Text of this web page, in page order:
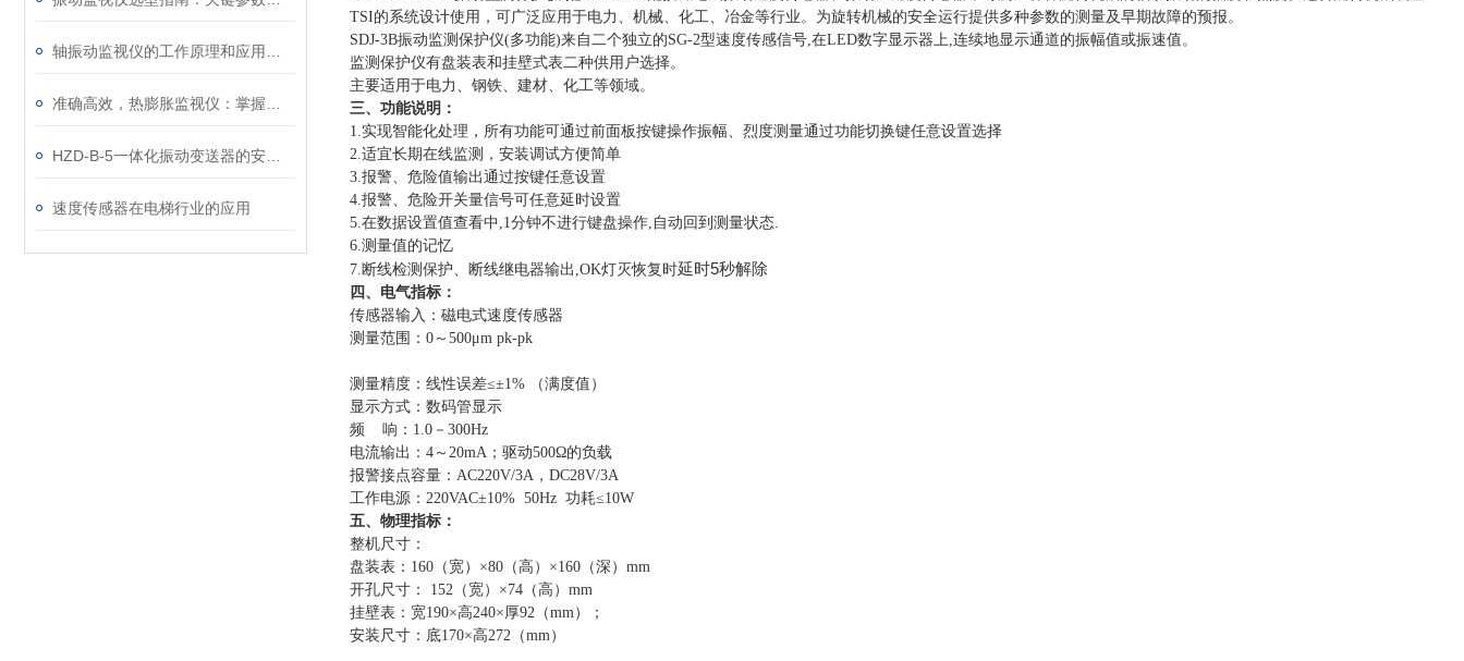
速度传感器在电梯行业的应用
TSI的系统设计使用，可广泛应用于电力、机械、化工、冶金等行业。为旋转机械的安全运行提供多种参数的测量及早期故障的预报。
SDJ-3B振动监测保护仪(多功能)来自二个独立的SG-2型速度传感信号,在LED数字显示器上,连续地显示通道的振幅值或振速值。
监测保护仪有盘装表和挂壁式表二种供用户选择。
主要适用于电力、钢铁、建材、化工等领域。
三、功能说明：
1.实现智能化处理，所有功能可通过前面板按键操作振幅、烈度测量通过功能切换键任意设置选择
2.适宜长期在线监测，安装调试方便简单
3.报警、危险值输出通过按键任意设置
4.报警、危险开关量信号可任意延时设置
5.在数据设置值查看中,1分钟不进行键盘操作,自动回到测量状态.
6.测量值的记忆
7.断线检测保护、断线继电器输出,OK灯灭恢复时延时5秒解除
四、电气指标：
传感器输入：磁电式速度传感器
测量范围：0～500μm pk-pk
测量精度：线性误差≤±1% （满度值）
显示方式：数码管显示
频 响：1.0－300Hz
电流输出：4～20mA；驱动500Ω的负载
报警接点容量：AC220V/3A，DC28V/3A
工作电源：220VAC±10% 50Hz 功耗≤10W
五、物理指标：
整机尺寸：
盘装表：160（宽）×80（高）×160（深）mm
开孔尺寸： 152（宽）×74（高）mm
挂壁表：宽190×高240×厚92（mm）；
安装尺寸：底170×高272（mm）